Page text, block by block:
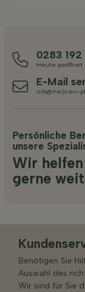
0283
Heute geöffnet
E-Mail
info@heijnen-
Persönliche
unsere
Wir
gerne
Benötigen Sie
Auswahl des
Wir sind für Sie